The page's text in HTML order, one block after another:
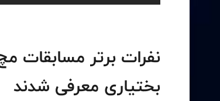
نفرات برتر مسابقات
بختیاری معرفی شدند